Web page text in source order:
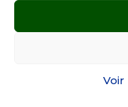
Voir
en
©